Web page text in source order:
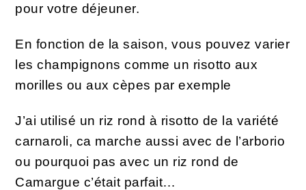
pour votre déjeuner.
En fonction de la saison, vous pouvez varier
les champignons comme un risotto aux
morilles ou aux cèpes par exemple
J’ai utilisé un riz rond à risotto de la variété
carnaroli, ca marche aussi avec de l’arborio
ou pourquoi pas avec un riz rond de
Camargue c’était parfait…